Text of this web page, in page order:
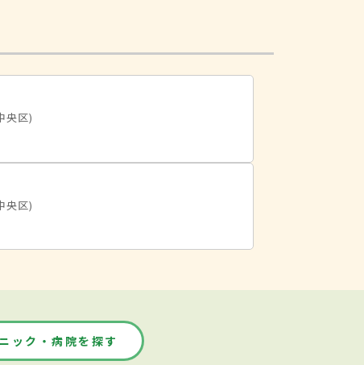
央区)
央区)
ック・病院を探す